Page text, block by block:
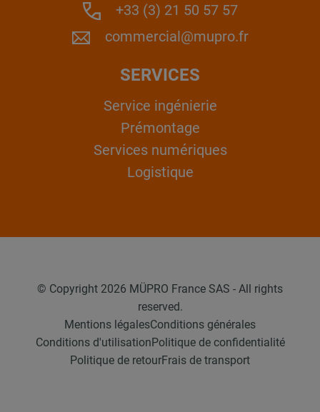
+33 (3) 21 50 57 57
commercial@mupro.fr
SERVICES
Service ingénierie
Prémontage
Services numériques
Logistique
© Copyright 2026 MÜPRO France SAS - All rights
reserved.
Mentions légalesConditions générales
Conditions d'utilisationPolitique de confidentialité
Politique de retourFrais de transport